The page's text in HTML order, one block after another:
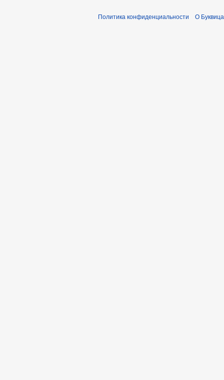
Политика конфиденциальности О Буквица